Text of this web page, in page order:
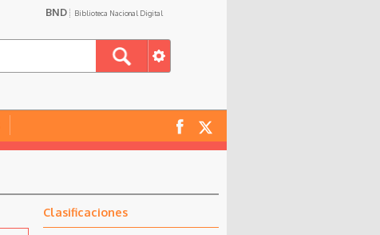
BND Biblioteca Nacional Digital
Clasificaciones